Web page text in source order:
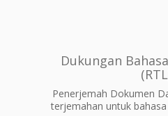
Dukungan
Penerjemah Dokumen
terjemahan untuk